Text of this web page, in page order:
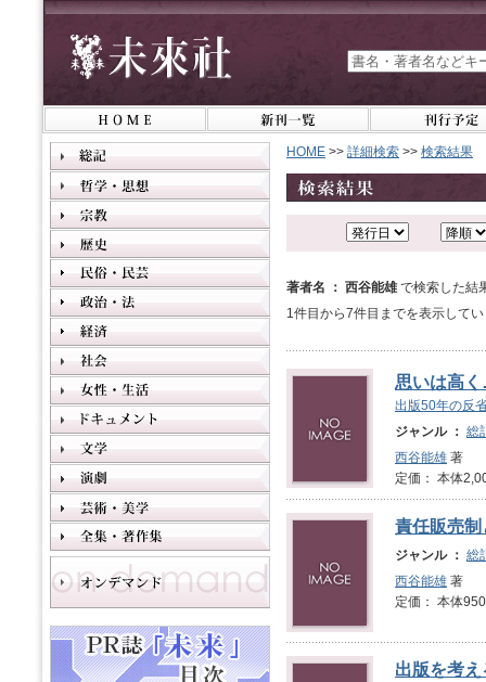
HOME >> 詳細検索 >> 検索結果
著者名 ： 西谷能雄で検索した結
1件目から7件目までを表示して
思いは高
出版50年の反
ジャンル ： 総
西谷能雄 著
定価： 本体
責任販売制
ジャンル ： 総
西谷能雄 著
定価： 本体
出版を考え